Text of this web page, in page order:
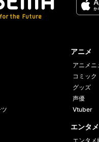
アニメ
アニメニ
コミック
グッズ
声優
Vtuber
エンタメ
エンタメ